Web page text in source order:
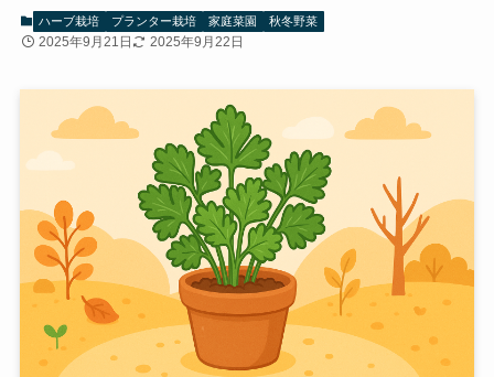
ハーブ栽培 プランター栽培 家庭菜園 秋冬野菜
2025年9月21日 2025年9月22日